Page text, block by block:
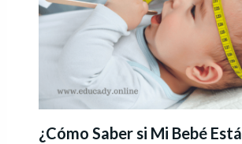
¿Cómo Saber si Mi Bebé Está